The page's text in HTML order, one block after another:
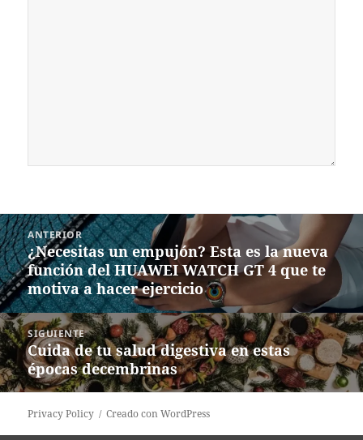
Navegación
de
entradas
ANTERIOR
Entrada
anterior:
¿Necesitas un empujón? Esta es la nueva
función del HUAWEI WATCH GT 4 que te
motiva a hacer ejercicio
SIGUIENTE
Siguiente
entrada:
Cuida de tu salud digestiva en estas
épocas decembrinas
Privacy Policy Creado con WordPress